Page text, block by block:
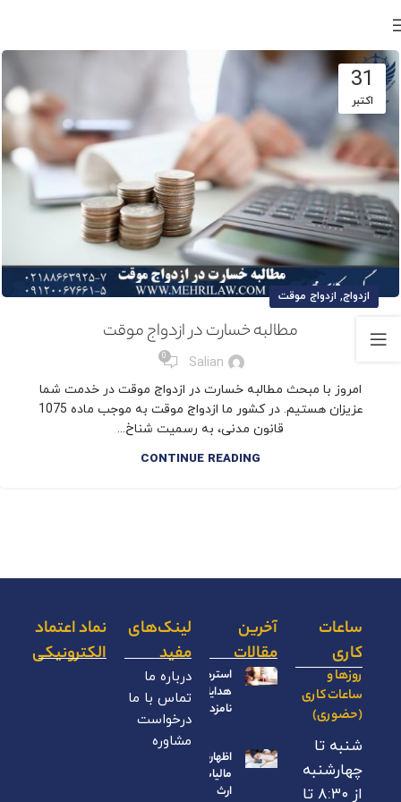
31
اکتبر
ازدواج, ازدواج موقت
مطالبه خسارت در ازدواج موقت
Salian
0
امروز با مبحث مطالبه خسارت در ازدواج موقت در خدمت شما
عزیزان هستیم. در کشور ما ازدواج موقت به موجب ماده 1075
قانون مدنی، به رسمیت شناخ...
CONTINUE READING
ساعات
کاری
روزها و
ساعات کاری
(حضوری)
شنبه تا
چهارشنبه
از ۸:۳۰ تا
آخرین
مقالات
استرداد
هدایای
نامزدی
اظهارنامه
مالیات بر
ارث
لینک‌های
مفید
درباره ما
تماس با ما
درخواست
مشاوره
نماد اعتماد
الکترونیکی